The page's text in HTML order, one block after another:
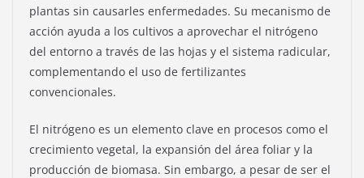
plantas sin causarles enfermedades. Su mecanismo de
acción ayuda a los cultivos a aprovechar el nitrógeno
del entorno a través de las hojas y el sistema radicular,
complementando el uso de fertilizantes
convencionales.
El nitrógeno es un elemento clave en procesos como el
crecimiento vegetal, la expansión del área foliar y la
producción de biomasa. Sin embargo, a pesar de ser el